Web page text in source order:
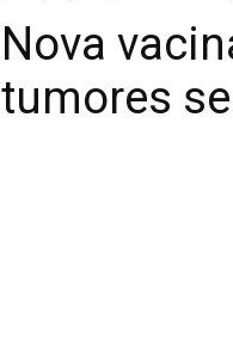
Nova
tumores